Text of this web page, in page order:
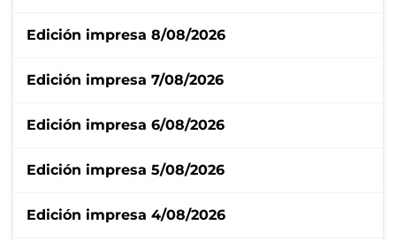
Edición impresa 8/08/2026
Edición impresa 7/08/2026
Edición impresa 6/08/2026
Edición impresa 5/08/2026
Edición impresa 4/08/2026